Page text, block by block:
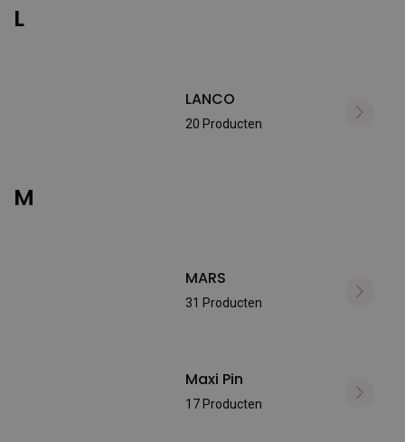
L
LANCO
20 Producten
M
MARS
31 Producten
Maxi Pin
17 Producten